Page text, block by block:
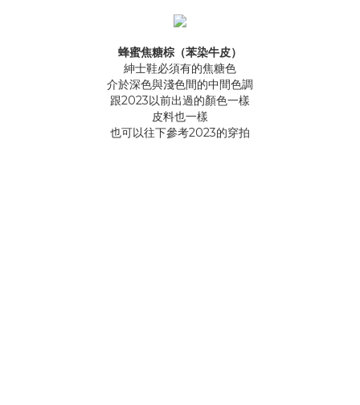
蜂蜜焦糖棕（苯染牛皮）
紳士鞋必須有的焦糖色
介於深色與淺色間的中間色調
跟2023以前出過的顏色一樣
皮料也一樣
也可以往下參考2023的穿拍